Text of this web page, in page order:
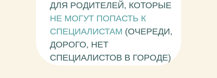
ДЛЯ РОДИТЕЛЕЙ, КОТОРЫЕ
НЕ МОГУТ ПОПАСТЬ К
СПЕЦИАЛИСТАМ (ОЧЕРЕДИ,
ДОРОГО, НЕТ
СПЕЦИАЛИСТОВ В ГОРОДЕ)